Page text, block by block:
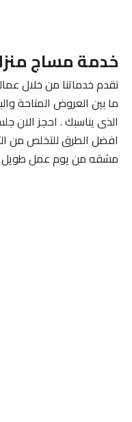
خدمة مساج
نقدم خدماتنا من خلال
ما بين العروض المتاحة
الذى يناسبك . احجز الان
افضل الطرق للتخلص من
مشقه من يوم عمل